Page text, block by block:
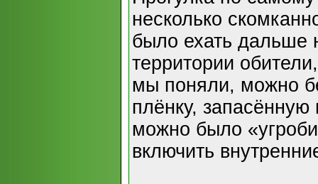
несколько
было ехать дальше
территории
мы поняли, можно
плёнку,
можно было
включить